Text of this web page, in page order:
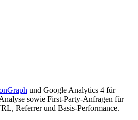
und Google Analytics 4 für
sowie First-Party-Anfragen für
Referrer und Basis-Performance.